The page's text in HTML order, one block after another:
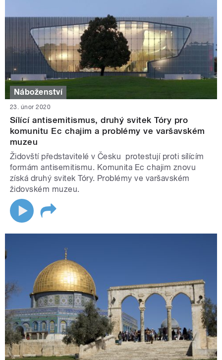
Náboženství
23. únor 2020
Sílící antisemitismus, druhý svitek Tóry pro
komunitu Ec chajim a problémy ve varšavském
muzeu
Židovští představitelé v Česku protestují proti sílícím
formám antisemitismu. Komunita Ec chajim znovu
získá druhý svitek Tóry. Problémy ve varšavském
židovském muzeu.